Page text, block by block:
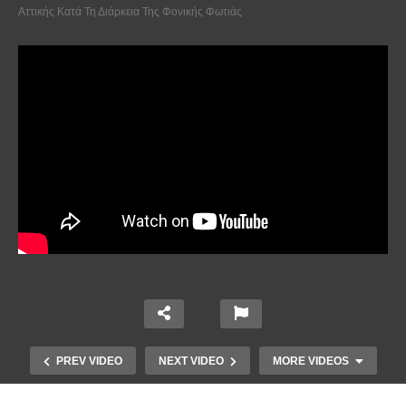
Αττικής Κατά Τη Διάρκεια Της Φονικής Φωτιάς
PREV VIDEO NEXT VIDEO MORE VIDEOS